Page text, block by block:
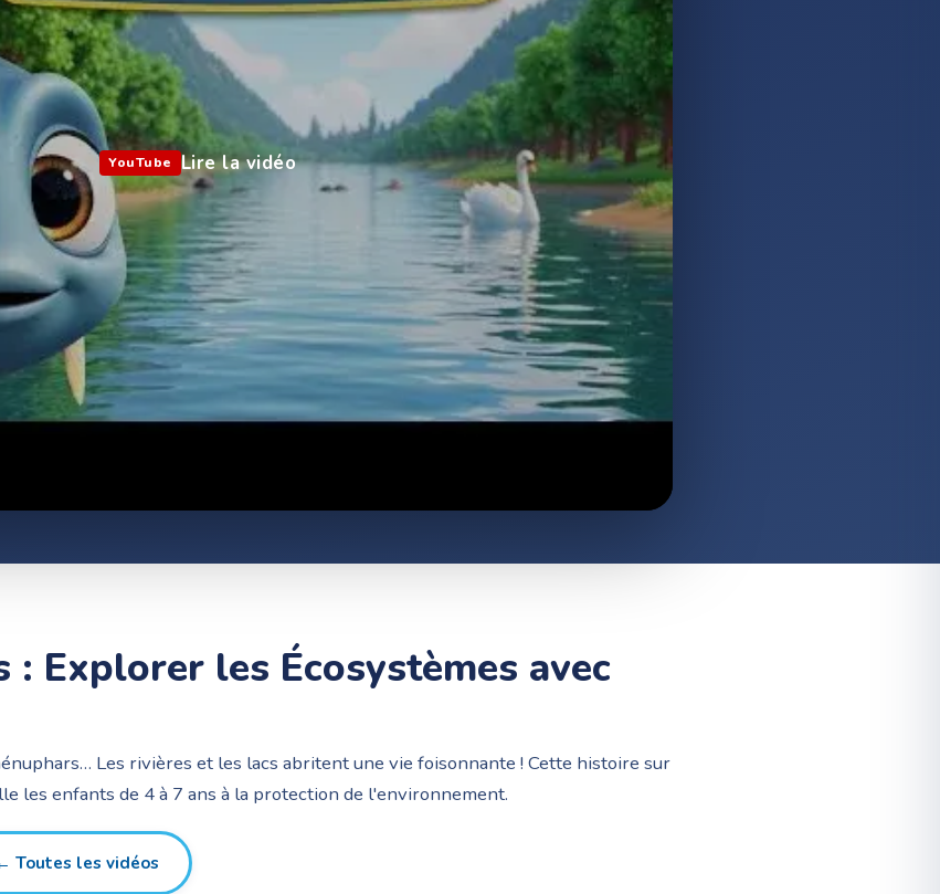
YouTube Lire la vidéo
: Explorer les Écosystèmes avec
Les rivières et les lacs abritent une vie foisonnante ! Cette histoire sur
les enfants de 4 à 7 ans à la protection de l'environnement.
Toutes les vidéos